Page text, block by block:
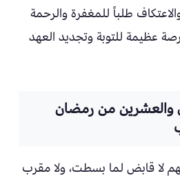
طلباً للمغفرة والرحمة
عظيمة للتوبة وتجديد العهد
والعشرين من رمضان
لا قابض لما بسطت، ولا مقرب